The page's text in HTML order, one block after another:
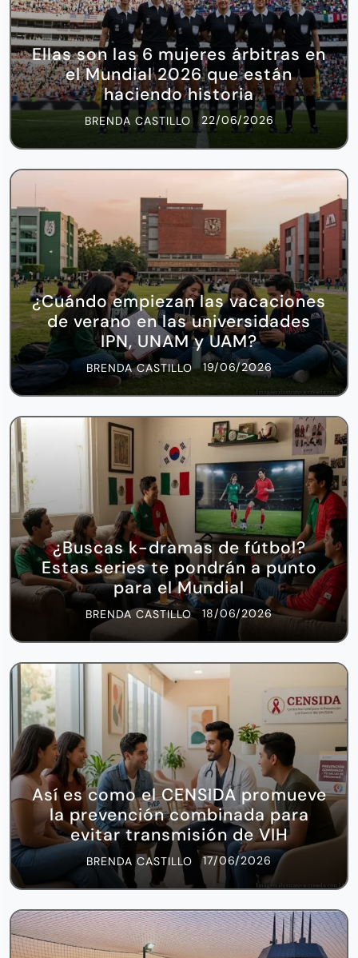
Ellas son las 6 mujeres árbitras en
el Mundial 2026 que están
haciendo historia
BRENDA CASTILLO 22/06/2026
¿Cuándo empiezan las vacaciones
de verano en las universidades
IPN, UNAM y UAM?
BRENDA CASTILLO 19/06/2026
¿Buscas k-dramas de fútbol?
Estas series te pondrán a punto
para el Mundial
BRENDA CASTILLO 18/06/2026
Así es como el CENSIDA promueve
la prevención combinada para
evitar transmisión de VIH
BRENDA CASTILLO 17/06/2026